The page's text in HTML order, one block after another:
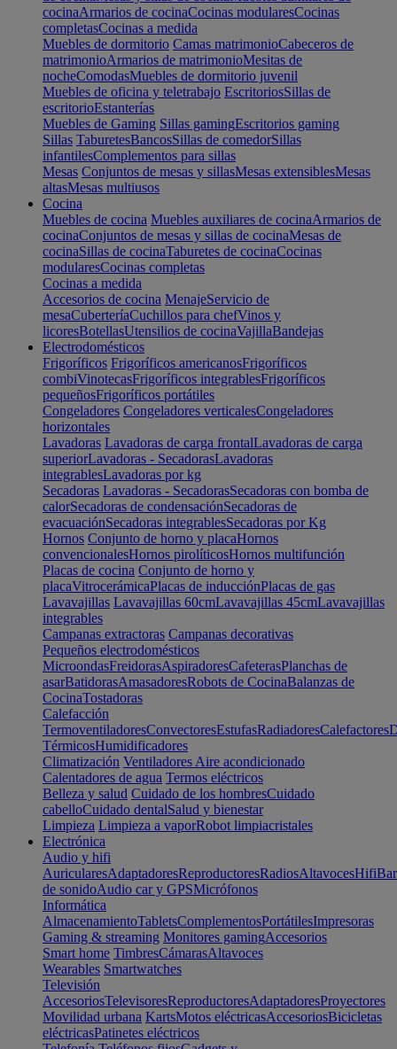
cocinaArmarios de cocinaCocinas modularesCocinas
completasCocinas a medida
Muebles de dormitorio Camas matrimonioCabeceros de
matrimonioArmarios de matrimonioMesitas de
nocheComodasMuebles de dormitorio juvenil
Muebles de oficina y teletrabajo EscritoriosSillas de
escritorioEstanterías
Muebles de Gaming Sillas gamingEscritorios gaming
Sillas TaburetesBancosSillas de comedorSillas
infantilesComplementos para sillas
Mesas Conjuntos de mesas y sillasMesas extensiblesMesas
altasMesas multiusos
Cocina
Muebles de cocina Muebles auxiliares de cocinaArmarios de
cocinaConjuntos de mesas y sillas de cocinaMesas de
cocinaSillas de cocinaTaburetes de cocinaCocinas
modularesCocinas completas
Cocinas a medida
Accesorios de cocina MenajeServicio de
mesaCuberteríaCuchillos para chefVinos y
licoresBotellasUtensilios de cocinaVajillaBandejas
Electrodomésticos
Frigoríficos Frigoríficos americanosFrigoríficos
combiVinotecasFrigoríficos integrablesFrigoríficos
pequeñosFrigoríficos portátiles
Congeladores Congeladores verticalesCongeladores
horizontales
Lavadoras Lavadoras de carga frontalLavadoras de carga
superiorLavadoras - SecadorasLavadoras
integrablesLavadoras por kg
Secadoras Lavadoras - SecadorasSecadoras con bomba de
calorSecadoras de condensaciónSecadoras de
evacuaciónSecadoras integrablesSecadoras por Kg
Hornos Conjunto de horno y placaHornos
convencionalesHornos pirolíticosHornos multifunción
Placas de cocina Conjunto de horno y
placaVitrocerámicaPlacas de inducciónPlacas de gas
Lavavajillas Lavavajillas 60cmLavavajillas 45cmLavavajillas
integrables
Campanas extractoras Campanas decorativas
Pequeños electrodomésticos
MicroondasFreidorasAspiradoresCafeterasPlanchas de
asarBatidorasAmasadoresRobots de CocinaBalanzas de
CocinaTostadoras
Calefacción
TermoventiladoresConvectoresEstufasRadiadoresCalefactores
TérmicosHumidificadores
Climatización Ventiladores Aire acondicionado
Calentadores de agua Termos eléctricos
Belleza y salud Cuidado de los hombresCuidado
cabelloCuidado dentalSalud y bienestar
Limpieza Limpieza a vaporRobot limpiacristales
Electrónica
Audio y hifi
AuricularesAdaptadoresReproductoresRadiosAltavocesHifi
de sonidoAudio car y GPSMicrófonos
Informática
AlmacenamientoTabletsComplementosPortátilesImpresoras
Gaming & streaming Monitores gamingAccesorios
Smart home TimbresCámarasAltavoces
Wearables Smartwatches
Televisión
AccesoriosTelevisoresReproductoresAdaptadoresProyectores
Movilidad urbana KartsMotos eléctricasAccesoriosBicicletas
eléctricasPatinetes eléctricos